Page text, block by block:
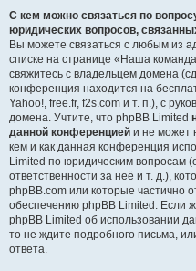
С кем можно связаться по
юридических вопросов,
Вы можете связаться с любым из
списке на странице «Наша
свяжитесь с владельцем домена
конференция находится на
Yahoo!, free.fr, f2s.com и т. п.), с
домена. Учтите, что phpBB Limited
данной конференцией и не может
кем и как данная конференция
Limited по юридическим вопросам
ответственности за неё и т. д.),
phpBB.com или которые частично
обеспечению phpBB Limited. Если
phpBB Limited об использовании
то не ждите подробного письма,
ответа.